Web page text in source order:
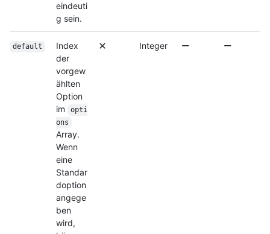
eindeuti
g sein.
default
Index
der
vorgew
ählten
Option
im
opti
ons
Array.
Wenn
eine
Standar
doption
angege
ben
wird,
Integer